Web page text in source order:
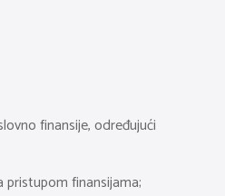
finansije, određujući
finansijama;